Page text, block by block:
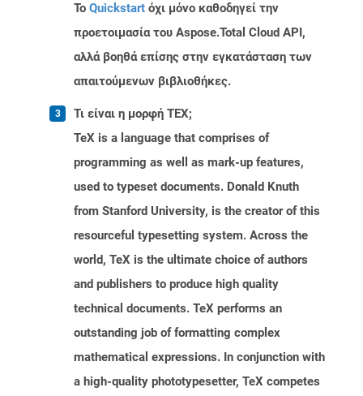
Το Quickstart όχι μόνο καθοδηγεί την
προετοιμασία του Aspose.Total Cloud API,
αλλά βοηθά επίσης στην εγκατάσταση των
απαιτούμενων βιβλιοθήκες.
Τι είναι η μορφή TEX;
TeX is a language that comprises of
programming as well as mark-up features,
used to typeset documents. Donald Knuth
from Stanford University, is the creator of this
resourceful typesetting system. Across the
world, TeX is the ultimate choice of authors
and publishers to produce high quality
technical documents. TeX performs an
outstanding job of formatting complex
mathematical expressions. In conjunction with
a high-quality phototypesetter, TeX competes